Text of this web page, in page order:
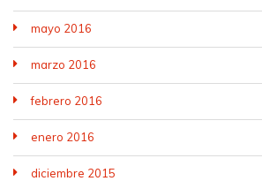
mayo 2016
marzo 2016
febrero 2016
enero 2016
diciembre 2015